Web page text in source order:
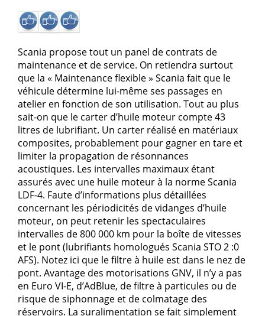
Scania propose tout un panel de contrats de
maintenance et de service. On retiendra surtout
que la « Maintenance flexible » Scania fait que le
véhicule détermine lui-même ses passages en
atelier en fonction de son utilisation. Tout au plus
sait-on que le carter d’huile moteur compte 43
litres de lubrifiant. Un carter réalisé en matériaux
composites, probablement pour gagner en tare et
limiter la propagation de résonnances
acoustiques. Les intervalles maximaux étant
assurés avec une huile moteur à la norme Scania
LDF-4. Faute d’informations plus détaillées
concernant les périodicités de vidanges d’huile
moteur, on peut retenir les spectaculaires
intervalles de 800 000 km pour la boîte de vitesses
et le pont (lubrifiants homologués Scania STO 2 :0
AFS). Notez ici que le filtre à huile est dans le nez de
pont. Avantage des motorisations GNV, il n’y a pas
en Euro VI-E, d’AdBlue, de filtre à particules ou de
risque de siphonnage et de colmatage des
réservoirs. La suralimentation se fait simplement